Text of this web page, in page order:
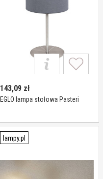
143,09 zł
EGLO lampa stołowa Pasteri
lampy.pl